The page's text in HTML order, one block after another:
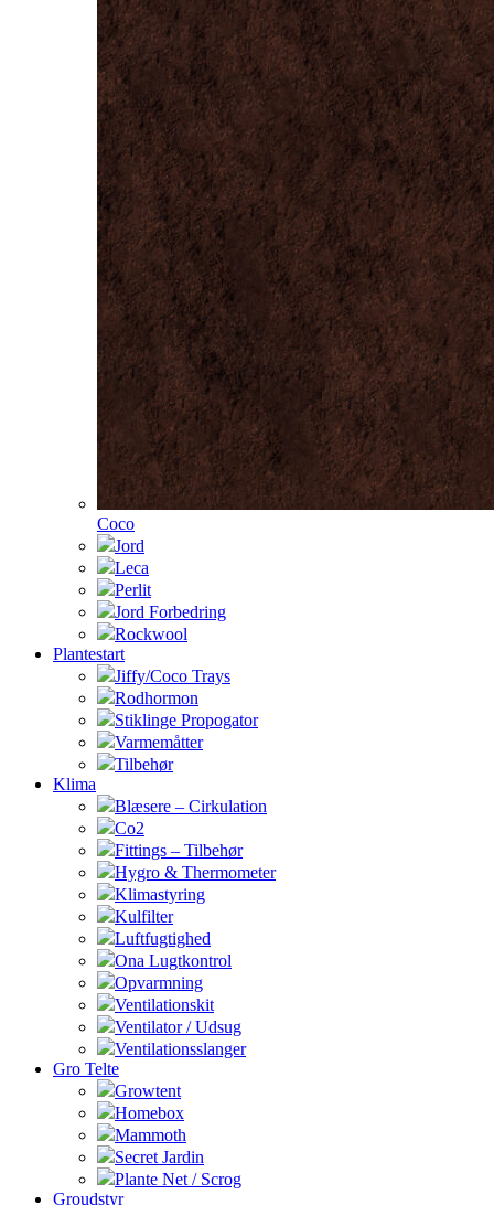
Coco
Jord
Leca
Perlit
Jord Forbedring
Rockwool
Plantestart
Jiffy/Coco Trays
Rodhormon
Stiklinge Propogator
Varmemåtter
Tilbehør
Klima
Blæsere – Cirkulation
Co2
Fittings – Tilbehør
Hygro & Thermometer
Klimastyring
Kulfilter
Luftfugtighed
Ona Lugtkontrol
Opvarmning
Ventilationskit
Ventilator / Udsug
Ventilationsslanger
Gro Telte
Growtent
Homebox
Mammoth
Secret Jardin
Plante Net / Scrog
Groudstyr